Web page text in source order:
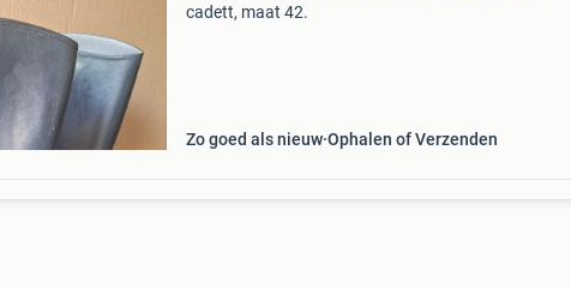
cadett, maat 42.
Zo goed als nieuw Ophalen of Verzenden